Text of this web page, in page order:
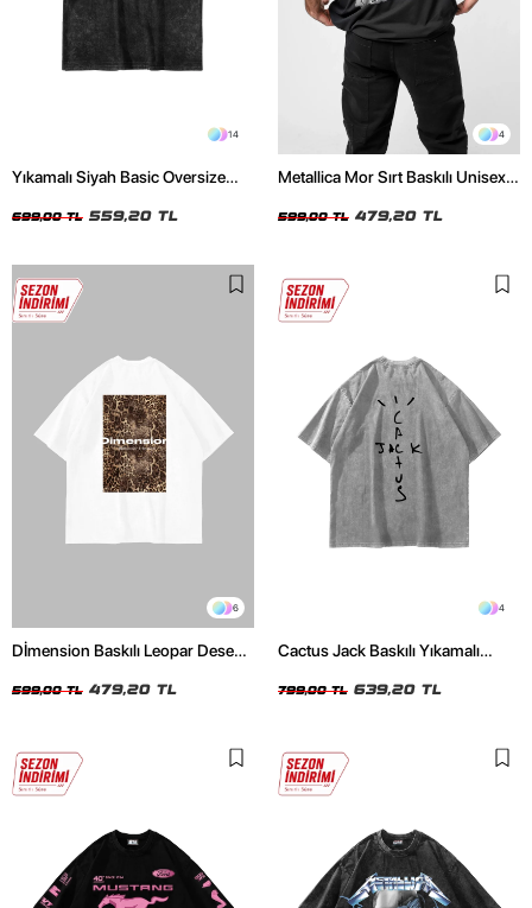
14
Yıkamalı Siyah Basic Oversize
699,00 TL 559,20 TL
4
Metallica Mor Sırt Baskılı Unisex
599,00 TL 479,20 TL
6
Dİmension Baskılı Leopar Desenli
Tshirt
599,00 TL 479,20 TL
4
Cactus Jack Baskılı Yıkamalı
799,00 TL 639,20 TL